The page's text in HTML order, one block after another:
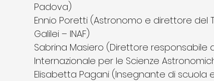
Padova)
Ennio Poretti (Astronomo e direttore del
Galilei – INAF)
Sabrina Masiero (Direttore responsabile
Internazionale per le Scienze
Elisabetta Pagani (Insegnante di scuola